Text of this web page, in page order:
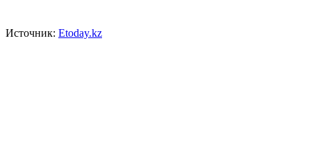
Источник: Etoday.kz